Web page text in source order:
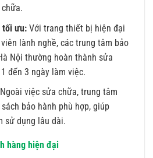
tối ưu:Với trang thiết bị hiện đại
lành nghề, các trung tâm bảo
Nội thường hoàn thành sửa
đến 3 ngày làm việc.
việc sửa chữa, trung tâm
bảo hành phù hợp, giúp
sử dụng lâu dài.
hàng hiện đại